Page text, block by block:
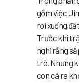
gồm việc
rơi xuống
Trước khi
nghĩ rằng
trò. Nhưng
con cá ra